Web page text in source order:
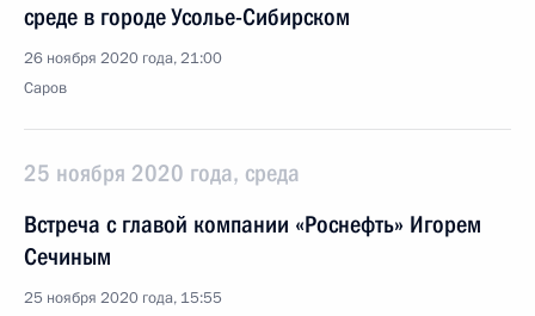
среде в городе Усолье-Сибирском
26 ноября 2020 года, 21:00
Саров
25 ноября 2020 года, среда
Встреча с главой компании «Роснефть» Игорем
Сечиным
25 ноября 2020 года, 15:55